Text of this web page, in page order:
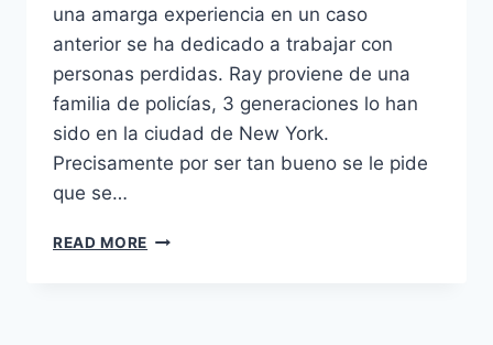
una amarga experiencia en un caso
anterior se ha dedicado a trabajar con
personas perdidas. Ray proviene de una
familia de policías, 3 generaciones lo han
sido en la ciudad de New York.
Precisamente por ser tan bueno se le pide
que se…
READ MORE PRIDE